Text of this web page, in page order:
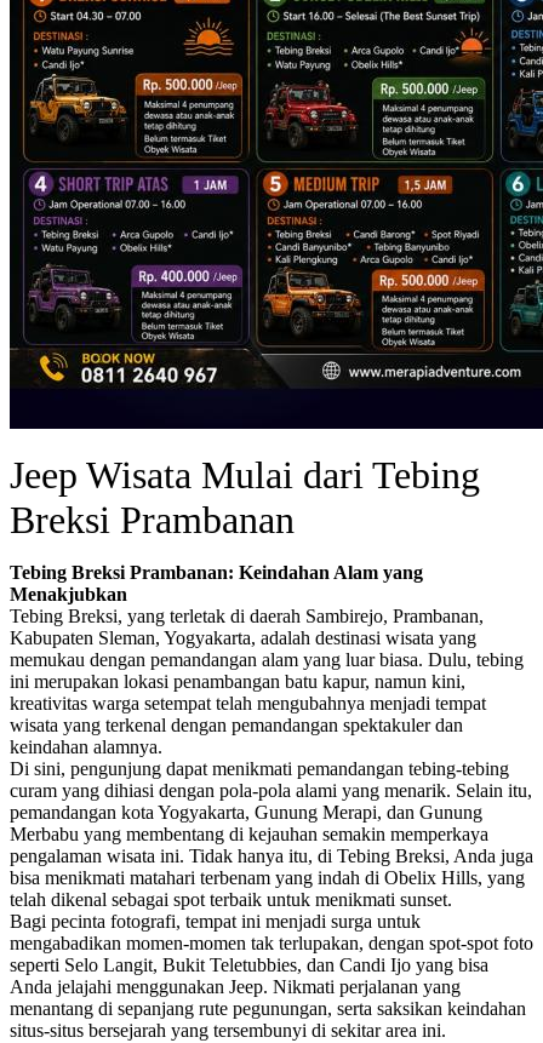
Jeep Wisata Mulai dari Tebing
Breksi Prambanan
Tebing Breksi Prambanan: Keindahan Alam yang
Menakjubkan
Tebing Breksi, yang terletak di daerah Sambirejo, Prambanan,
Kabupaten Sleman, Yogyakarta, adalah destinasi wisata yang
memukau dengan pemandangan alam yang luar biasa. Dulu, tebing
ini merupakan lokasi penambangan batu kapur, namun kini,
kreativitas warga setempat telah mengubahnya menjadi tempat
wisata yang terkenal dengan pemandangan spektakuler dan
keindahan alamnya.
Di sini, pengunjung dapat menikmati pemandangan tebing-tebing
curam yang dihiasi dengan pola-pola alami yang menarik. Selain itu,
pemandangan kota Yogyakarta, Gunung Merapi, dan Gunung
Merbabu yang membentang di kejauhan semakin memperkaya
pengalaman wisata ini. Tidak hanya itu, di Tebing Breksi, Anda juga
bisa menikmati matahari terbenam yang indah di Obelix Hills, yang
telah dikenal sebagai spot terbaik untuk menikmati sunset.
Bagi pecinta fotografi, tempat ini menjadi surga untuk
mengabadikan momen-momen tak terlupakan, dengan spot-spot foto
seperti Selo Langit, Bukit Teletubbies, dan Candi Ijo yang bisa
Anda jelajahi menggunakan Jeep. Nikmati perjalanan yang
menantang di sepanjang rute pegunungan, serta saksikan keindahan
situs-situs bersejarah yang tersembunyi di sekitar area ini.